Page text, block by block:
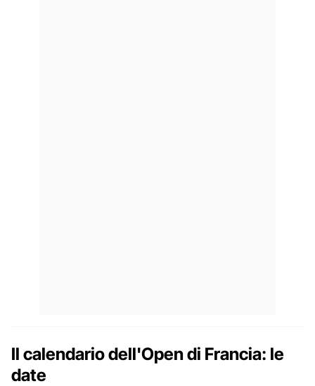
Il calendario dell'Open di Francia: le
date